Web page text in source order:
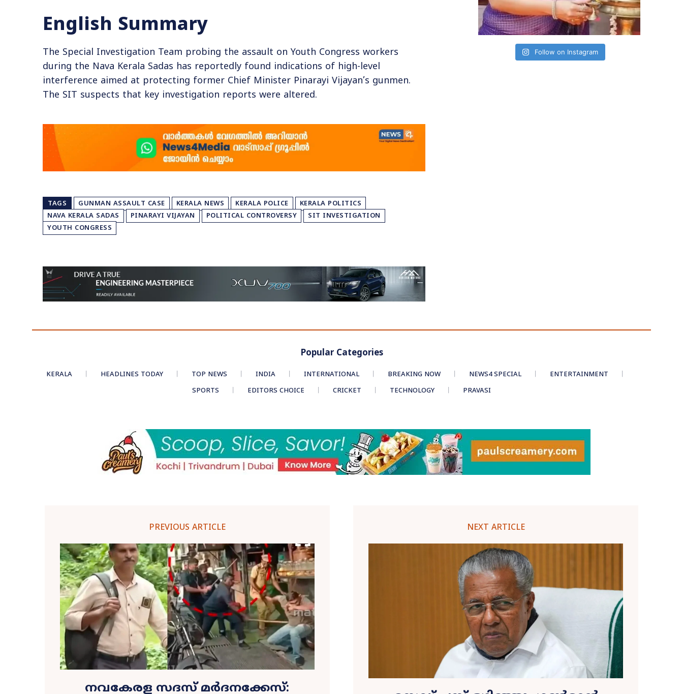
English Summary
The Special Investigation Team probing the assault on Youth Congress workers
during the Nava Kerala Sadas has reportedly found indications of high-level
interference aimed at protecting former Chief Minister Pinarayi Vijayan’s gunmen.
The SIT suspects that key investigation reports were altered.
TAGS GUNMAN ASSAULT CASE KERALA NEWS KERALA POLICE
KERALA POLITICS
NAVA KERALA SADAS
PINARAYI VIJAYAN POLITICAL CONTROVERSY
SIT INVESTIGATION
YOUTH CONGRESS
Follow on Instagram
Popular Categories
KERALA HEADLINES TODAY TOP NEWS INDIA INTERNATIONAL BREAKING NOW NEWS4 SPECIAL
ENTERTAINMENT
SPORTS
EDITORS CHOICE CRICKET TECHNOLOGY PRAVASI
PREVIOUS ARTICLE
നവകേരള സദസ് മർദനക്കേസ്:
NEXT ARTICLE